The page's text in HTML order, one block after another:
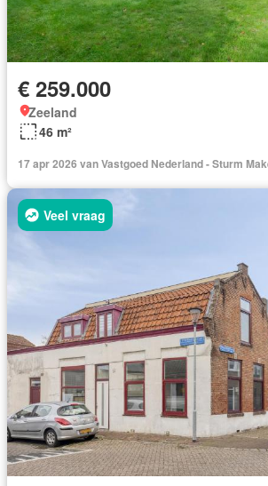
€ 259.000
Zeeland
46 m²
17 apr 2026 van Vastgoed Nederland - Sturm
Veel vraag